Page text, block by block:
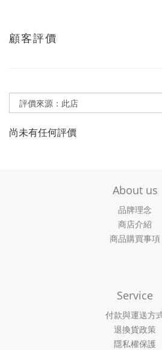
顧客評價
尚未有任何評價
About us
品牌理念
商店介紹
商品購買事項
Service
付款與運送方
退換貨政策
隱私權保護